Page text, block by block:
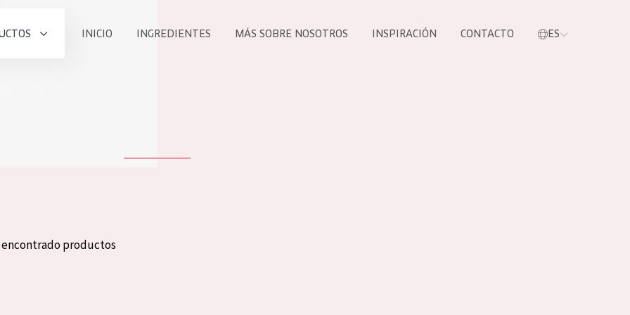
INICIO INGREDIENTES MÁS SOBRE NOSOTROS INSPIRACIÓN CONTACTO ES
encontrado productos